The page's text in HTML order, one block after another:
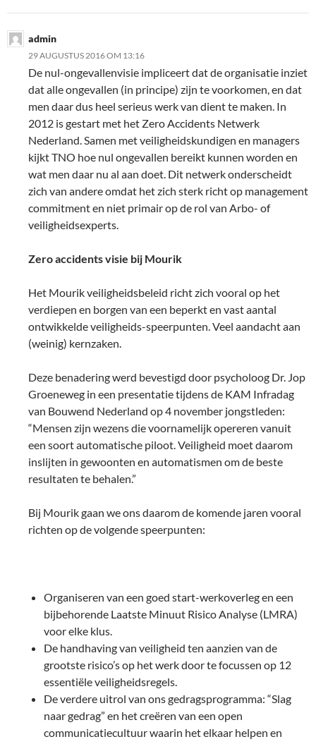
admin
29 AUGUSTUS 2016 OM 13:16
De nul-ongevallenvisie impliceert dat de organisatie inziet
dat alle ongevallen (in principe) zijn te voorkomen, en dat
men daar dus heel serieus werk van dient te maken. In
2012 is gestart met het Zero Accidents Netwerk
Nederland. Samen met veiligheidskundigen en managers
kijkt TNO hoe nul ongevallen bereikt kunnen worden en
wat men daar nu al aan doet. Dit netwerk onderscheidt
zich van andere omdat het zich sterk richt op management
commitment en niet primair op de rol van Arbo- of
veiligheidsexperts.
Zero accidents visie bij Mourik
Het Mourik veiligheidsbeleid richt zich vooral op het
verdiepen en borgen van een beperkt en vast aantal
ontwikkelde veiligheids-speerpunten. Veel aandacht aan
(weinig) kernzaken.
Deze benadering werd bevestigd door psycholoog Dr. Jop
Groeneweg in een presentatie tijdens de KAM Infradag
van Bouwend Nederland op 4 november jongstleden:
“Mensen zijn wezens die voornamelijk opereren vanuit
een soort automatische piloot. Veiligheid moet daarom
inslijten in gewoonten en automatismen om de beste
resultaten te behalen.”
Bij Mourik gaan we ons daarom de komende jaren vooral
richten op de volgende speerpunten:
Organiseren van een goed start-werkoverleg en een
bijbehorende Laatste Minuut Risico Analyse (LMRA)
voor elke klus.
De handhaving van veiligheid ten aanzien van de
grootste risico’s op het werk door te focussen op 12
essentiële veiligheidsregels.
De verdere uitrol van ons gedragsprogramma: “Slag
naar gedrag” en het creëren van een open
communicatiecultuur waarin het elkaar helpen en